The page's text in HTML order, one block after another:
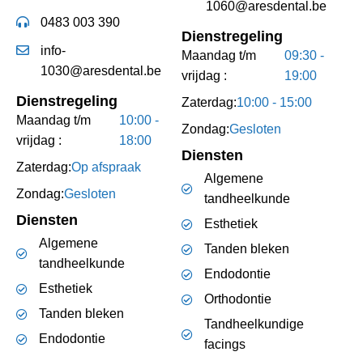
0483 003 390
info-
1030@aresdental.be
Dienstregeling
Maandag t/m
vrijdag :
10:00 -
18:00
Zaterdag:Op afspraak
Zondag:Gesloten
Diensten
Algemene
tandheelkunde
Esthetiek
Tanden bleken
Endodontie
1060@aresdental.be
Dienstregeling
Maandag t/m
vrijdag :
09:30 -
19:00
Zaterdag:10:00 - 15:00
Zondag:Gesloten
Diensten
Algemene
tandheelkunde
Esthetiek
Tanden bleken
Endodontie
Orthodontie
Tandheelkundige
facings